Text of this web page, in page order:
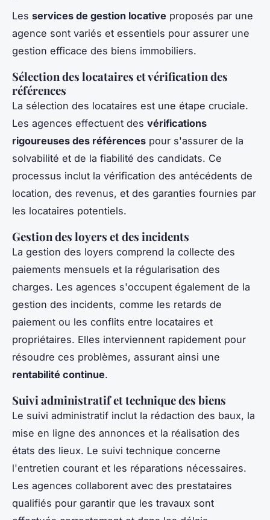
Les services de gestion locative proposés par une
agence sont variés et essentiels pour assurer une
gestion efficace des biens immobiliers.
Sélection des locataires et vérification des
références
La sélection des locataires est une étape cruciale.
Les agences effectuent des vérifications
rigoureuses des références pour s'assurer de la
solvabilité et de la fiabilité des candidats. Ce
processus inclut la vérification des antécédents de
location, des revenus, et des garanties fournies par
les locataires potentiels.
Gestion des loyers et des incidents
La gestion des loyers comprend la collecte des
paiements mensuels et la régularisation des
charges. Les agences s'occupent également de la
gestion des incidents, comme les retards de
paiement ou les conflits entre locataires et
propriétaires. Elles interviennent rapidement pour
résoudre ces problèmes, assurant ainsi une
rentabilité continue.
Suivi administratif et technique des biens
Le suivi administratif inclut la rédaction des baux, la
mise en ligne des annonces et la réalisation des
états des lieux. Le suivi technique concerne
l'entretien courant et les réparations nécessaires.
Les agences collaborent avec des prestataires
qualifiés pour garantir que les travaux sont